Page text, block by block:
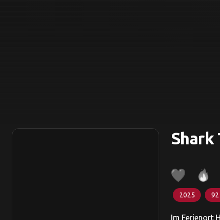
Shark
2025 92
Im Ferienort